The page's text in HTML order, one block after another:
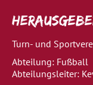
Turn- und
Abteilung: Fußball
Abteilungsleiter: